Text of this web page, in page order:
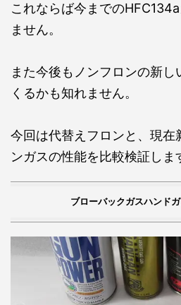
これならば今までの
ません。
また今後もノンフロンの新
くるかも知れません。
今回は代替えフロンと、現在
ンガスの性能を比較検証しま
ブローバックガスハンド